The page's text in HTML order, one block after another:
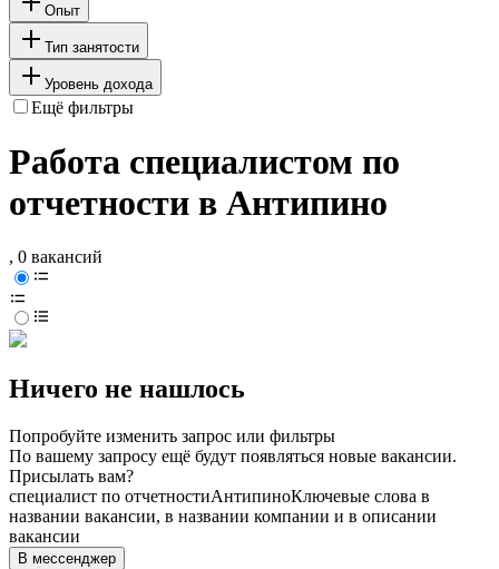
Опыт
Тип занятости
Уровень дохода
Ещё фильтры
Работа специалистом по
отчетности в Антипино
, 0 вакансий
Ничего не нашлось
Попробуйте изменить запрос или фильтры
По вашему запросу ещё будут появляться новые вакансии.
Присылать вам?
специалист по отчетностиАнтипиноКлючевые слова в
названии вакансии, в названии компании и в описании
вакансии
В мессенджер